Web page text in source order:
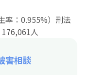
率：0.955%）刑法
人
害相談